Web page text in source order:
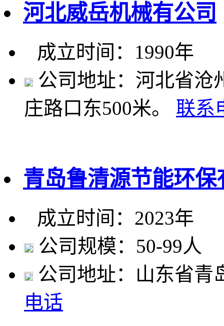
河北威岳机械有公司
成立时间：1990年
公司地址：河北省沧
庄路口东500米。
联系
青岛鲁清源节能环保
成立时间：2023年
公司规模：50-99人
公司地址：山东省青
电话